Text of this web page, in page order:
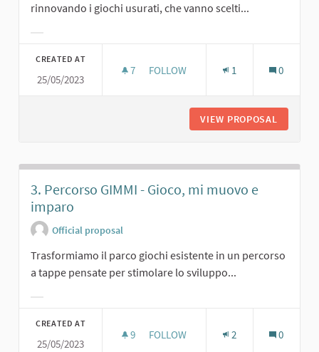
rinnovando i giochi usurati, che vanno scelti...
CREATED AT
25/05/2023
7 7 FOLLOWERS
FOLLOW 1 0
VIEW PROPOSAL
3. Percorso GIMMI - Gioco, mi muovo e
imparo
Official proposal
Trasformiamo il parco giochi esistente in un percorso
a tappe pensate per stimolare lo sviluppo...
CREATED AT
25/05/2023
9 9 FOLLOWERS
FOLLOW 2 0